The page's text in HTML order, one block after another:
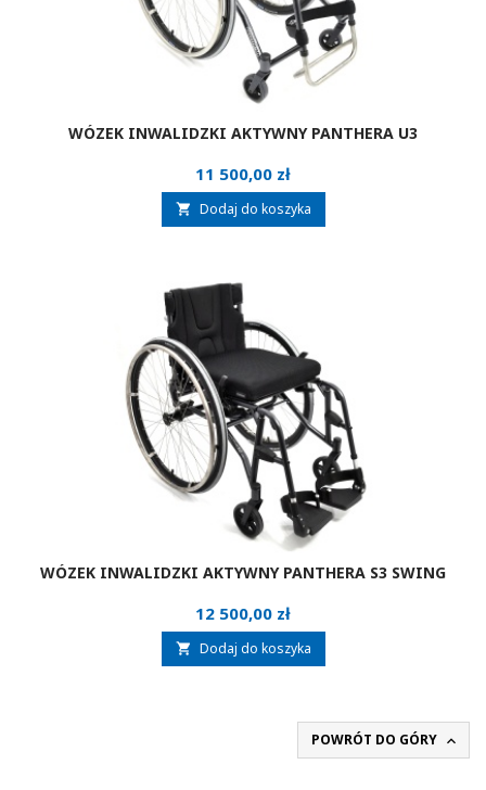
WÓZEK INWALIDZKI AKTYWNY PANTHERA U3
Cena
11 500,00 zł
 Dodaj do koszyka
WÓZEK INWALIDZKI AKTYWNY PANTHERA S3 SWING
Cena
12 500,00 zł
 Dodaj do koszyka
POWRÓT DO GÓRY 